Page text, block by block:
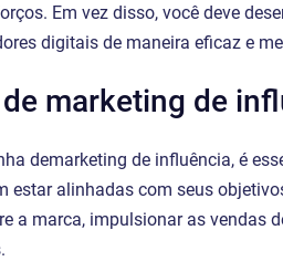
Em vez disso, você deve
digitais de maneira eficaz e
marketing de
demarketing de influência, é
estar alinhadas com seus
a marca, impulsionar as vendas